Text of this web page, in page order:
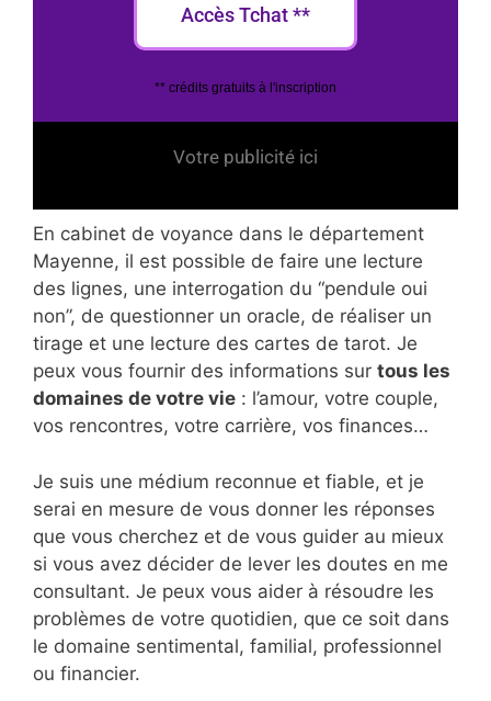
Accès Tchat **
** crédits gratuits à l'inscription
Votre publicité ici
En cabinet de voyance dans le département
Mayenne, il est possible de faire une lecture
des lignes, une interrogation du “pendule oui
non”, de questionner un oracle, de réaliser un
tirage et une lecture des cartes de tarot. Je
peux vous fournir des informations sur tous les
domaines de votre vie : l’amour, votre couple,
vos rencontres, votre carrière, vos finances…
Je suis une médium reconnue et fiable, et je
serai en mesure de vous donner les réponses
que vous cherchez et de vous guider au mieux
si vous avez décider de lever les doutes en me
consultant. Je peux vous aider à résoudre les
problèmes de votre quotidien, que ce soit dans
le domaine sentimental, familial, professionnel
ou financier.